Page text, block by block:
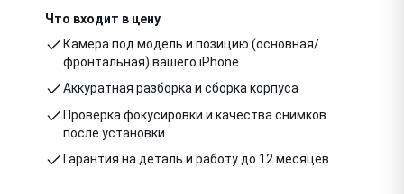
Что входит в цену
Камера под модель и позицию (основная/
фронтальная) вашего iPhone
Аккуратная разборка и сборка корпуса
Проверка фокусировки и качества снимков
после установки
Гарантия на деталь и работу до 12 месяцев